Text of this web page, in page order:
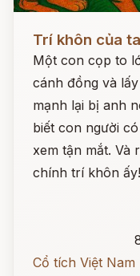
Trí khôn của
Một con cọp to
cánh đồng và
mạnh lại bị anh
biết con người
xem tận mắt. Và
chính trí khôn ấy!
Cổ tích Việt Nam